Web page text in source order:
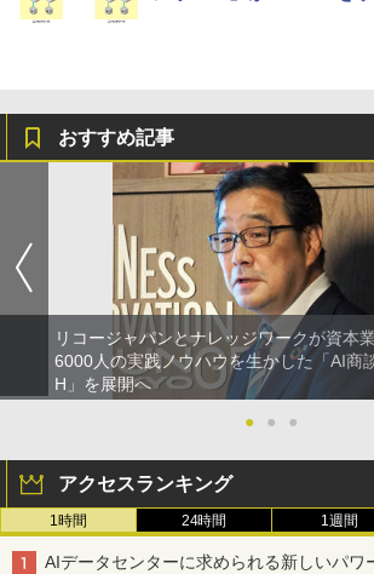
おすすめ記事
リコージャパンとナレッジワークが資本
6000人の実践ノウハウを生かした「AI商
H」を展開へ
●
● ●
アクセスランキング
1時間 24時間 1週間
AIデータセンターに求められる新しいパワ